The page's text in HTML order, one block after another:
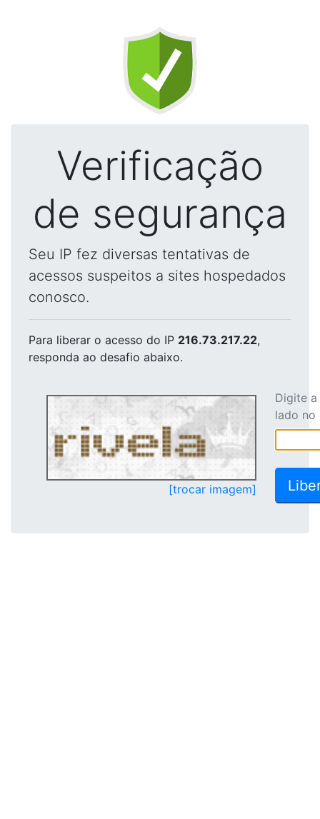
Verificação
de segurança
Seu IP fez diversas tentativas de
acessos suspeitos a sites hospedados
conosco.
Para liberar o acesso do IP 216.73.217.22,
responda ao desafio abaixo.
[trocar imagem]
Digite
lado no